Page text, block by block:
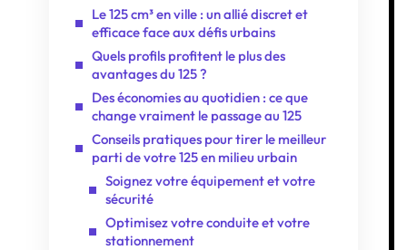
Le 125 cm³ en ville : un allié discret et
efficace face aux défis urbains
Quels profils profitent le plus des
avantages du 125 ?
Des économies au quotidien : ce que
change vraiment le passage au 125
Conseils pratiques pour tirer le meilleur
parti de votre 125 en milieu urbain
Soignez votre équipement et votre
sécurité
Optimisez votre conduite et votre
stationnement